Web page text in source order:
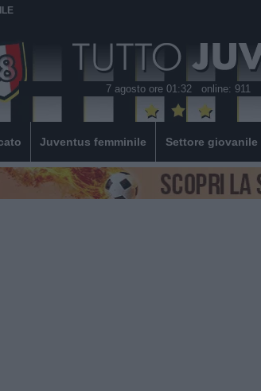
7 agosto ore 01:32 online: 911
Juventus femminile Settore giovanile